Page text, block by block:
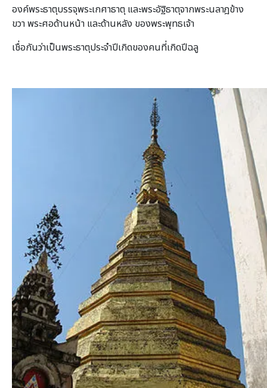
องค์พระธาตุบรรจุพระเกศาธาตุ และพระอัฐิธาตุจากพระนลาฎข้าง
ขวา พระศอด้านหน้า และด้านหลัง ของพระพุทธเจ้า
เชื่อกันว่าเป็นพระธาตุประจำปีเกิดของคนที่เกิดปีฉลู